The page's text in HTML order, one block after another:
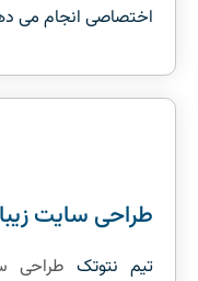
اختصاصی انجام می
طراحی سایت
تیم نتوتک طراحی